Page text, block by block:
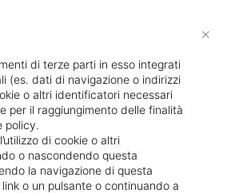
inMassaggi del
di Giulia
di terze parti in esso integrati
(es. dati di navigazione o indirizzi
o altri identificatori necessari
per il raggiungimento delle finalità
policy.
di cookie o altri
o nascondendo questa
la navigazione di questa
o un pulsante o continuando a
×